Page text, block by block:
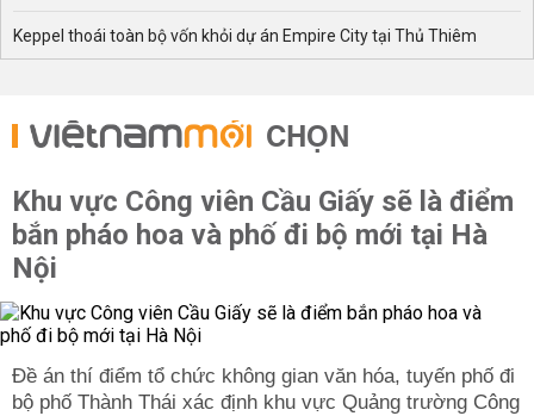
Keppel thoái toàn bộ vốn khỏi dự án Empire City tại Thủ Thiêm
CHỌN
Khu vực Công viên Cầu Giấy sẽ là điểm
bắn pháo hoa và phố đi bộ mới tại Hà
Nội
Đề án thí điểm tổ chức không gian văn hóa, tuyến phố đi
bộ phố Thành Thái xác định khu vực Quảng trường Công